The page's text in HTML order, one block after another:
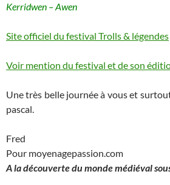
Kerridwen – Awen
Site officiel du festival Trolls & légendes
Voir mention du festival et de son
Une très belle journée à vous et
pascal.
Fred
Pour moyenagepassion.com
A la découverte du monde médiéval